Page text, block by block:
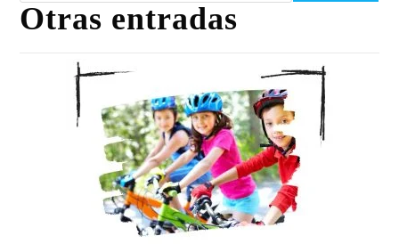
Otras entradas